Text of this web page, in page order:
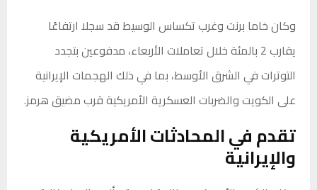
وكان خاما برنت وغرب تكساس الوسيط قد سجلا ارتفاعًا
يقارب 2 بالمئة خلال تعاملات الأربعاء، مدفوعين بتجدد
التوترات في الشرق الأوسط، بما في ذلك الهجمات الإيرانية
على الكويت والضربات العسكرية الأمريكية قرب مضيق هرمز.
تقدم في المحادثات الأمريكية
والإيرانية